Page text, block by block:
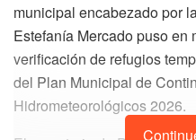
municipal encabezado por
Estefanía Mercado puso en
verificación de refugios
del Plan Municipal de
Hidrometeorológicos 2026.